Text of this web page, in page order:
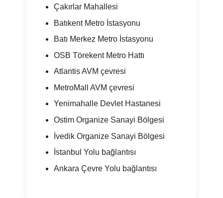
Çakırlar Mahallesi
Batıkent Metro İstasyonu
Batı Merkez Metro İstasyonu
OSB Törekent Metro Hattı
Atlantis AVM çevresi
MetroMall AVM çevresi
Yenimahalle Devlet Hastanesi
Ostim Organize Sanayi Bölgesi
İvedik Organize Sanayi Bölgesi
İstanbul Yolu bağlantısı
Ankara Çevre Yolu bağlantısı